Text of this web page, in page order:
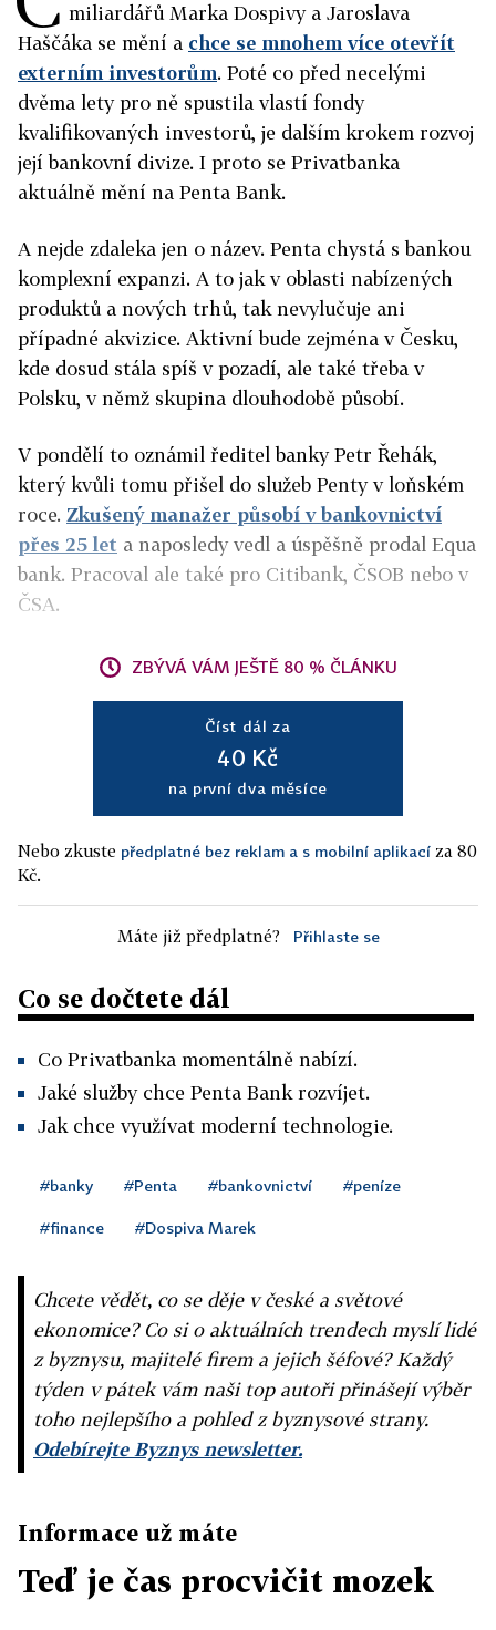
miliardářů Marka Dospivy a Jaroslava
Haščáka se mění a chce se mnohem více otevřít
externím investorům. Poté co před necelými
dvěma lety pro ně spustila vlastí fondy
kvalifikovaných investorů, je dalším krokem rozvoj
její bankovní divize. I proto se Privatbanka
aktuálně mění na Penta Bank.
A nejde zdaleka jen o název. Penta chystá s bankou
komplexní expanzi. A to jak v oblasti nabízených
produktů a nových trhů, tak nevylučuje ani
případné akvizice. Aktivní bude zejména v Česku,
kde dosud stála spíš v pozadí, ale také třeba v
Polsku, v němž skupina dlouhodobě působí.
V pondělí to oznámil ředitel banky Petr Řehák,
který kvůli tomu přišel do služeb Penty v loňském
roce. Zkušený manažer působí v bankovnictví
přes 25 let a naposledy vedl a úspěšně prodal Equa
bank. Pracoval ale také pro Citibank, ČSOB nebo v
ČSA.
ZBÝVÁ VÁM JEŠTĚ 80 % ČLÁNKU
Číst dál za
40 Kč
na první dva měsíce
Nebo zkuste předplatné bez reklam a s mobilní aplikací za 80
Kč.
Máte již předplatné? Přihlaste se
Co se dočtete dál
Co Privatbanka momentálně nabízí.
Jaké služby chce Penta Bank rozvíjet.
Jak chce využívat moderní technologie.
#banky #Penta #bankovnictví #peníze
#finance #Dospiva Marek
Chcete vědět, co se děje v české a světové
ekonomice? Co si o aktuálních trendech myslí lidé
z byznysu, majitelé firem a jejich šéfové? Každý
týden v pátek vám naši top autoři přinášejí výběr
toho nejlepšího a pohled z byznysové strany.
Odebírejte Byznys newsletter.
Informace už máte
Teď je čas procvičit mozek